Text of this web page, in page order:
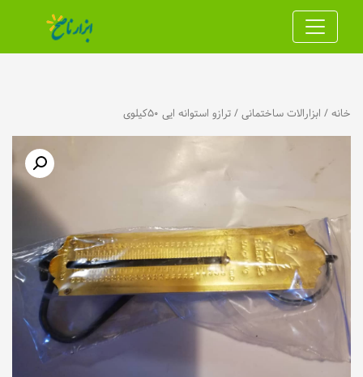
خانه / ابزارالات ساختمانی / ترازو استوانه ایی ۵۰کیلوی